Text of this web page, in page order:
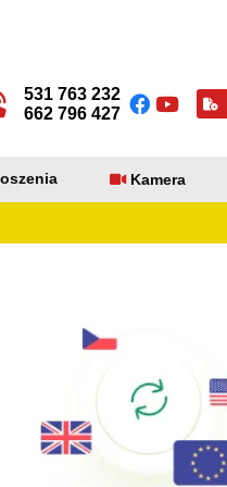
531 763 232
662 796 427
Kamera